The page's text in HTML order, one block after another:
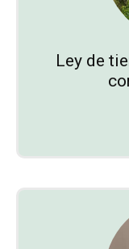
Ley de